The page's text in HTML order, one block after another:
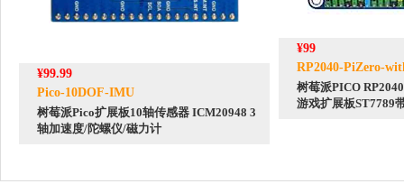
¥99.99
Pico-10DOF-IMU
树莓派Pico扩展板10轴传感器 ICM20948 3
轴加速度/陀螺仪/磁力计
¥99
RP2040-PiZero-
树莓派PICO
游戏扩展板ST7789